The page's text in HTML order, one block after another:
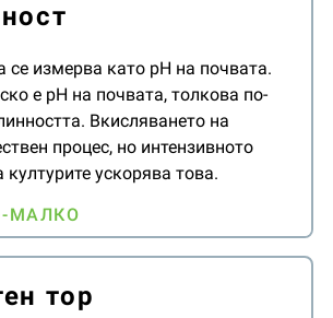
се измерва като pH на почвата.
е рН на почвата, толкова по-
Вкисляването на
процес, но интензивното
ускорява това.
на почвата. Токсичността
наличност на
е процес, използван за
МАЛКО
тор